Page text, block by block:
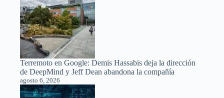
Terremoto en Google: Demis Hassabis deja la dirección
de DeepMind y Jeff Dean abandona la compañía
agosto 6, 2026